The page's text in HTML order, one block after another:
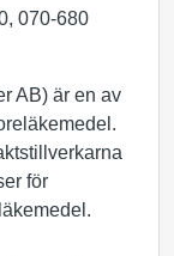
070-680
AB) är en av
för